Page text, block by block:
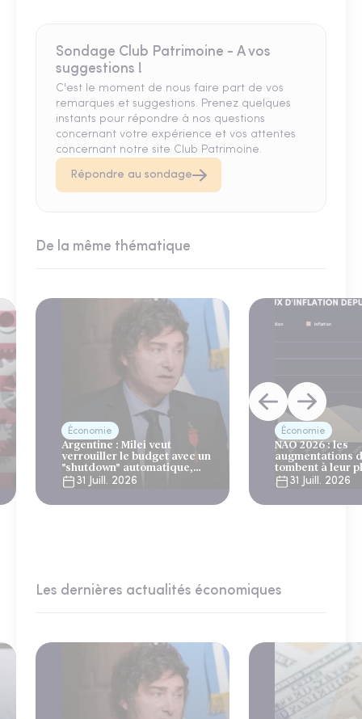
Sondage Club Patrimoine - A vos
suggestions !
C'est le moment de nous faire part de vos
remarques et suggestions. Prenez quelques
instants pour répondre à nos questions
concernant votre expérience et vos attentes
concernant notre site Club Patrimoine.
Répondre au sondage
De la même thématique
Économie
Argentine : Milei veut
verrouiller le budget avec un
"shutdown" automatique,
sous le regard bienveillant
du FMI
31 Juill. 2026
Économie
NAO 2026 : les
augmentations
tombent à leur
niveau depuis 4
31 Juill. 2026
Les dernières actualités économiques